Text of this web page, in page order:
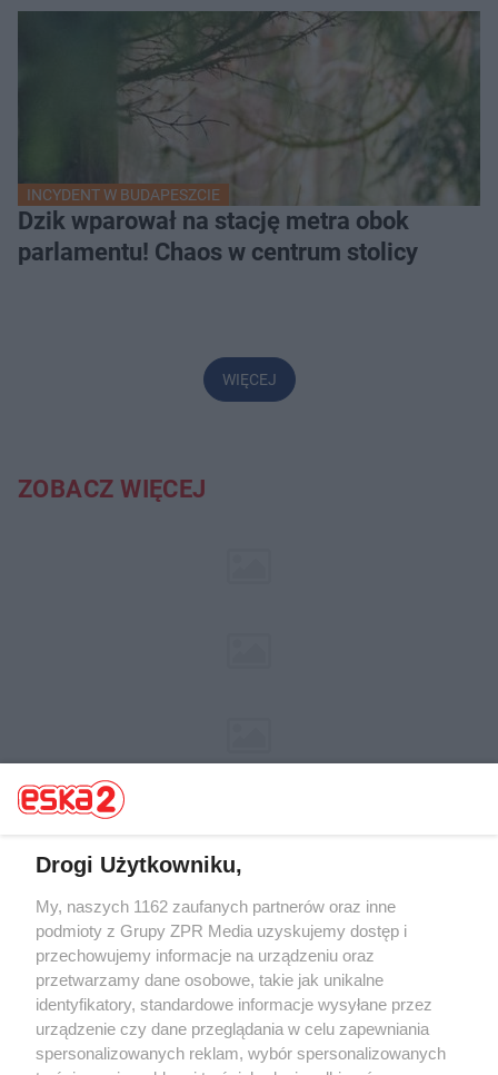
INCYDENT W BUDAPESZCIE
Dzik wparował na stację metra obok
parlamentu! Chaos w centrum stolicy
WIĘCEJ
ZOBACZ WIĘCEJ
Żaden utwór zamieszczony w serwisie nie może być powielany i
rozpowszechniany lub dalej rozpowszechniany w jakikolwiek sposób (w
tym także elektroniczny lub mechaniczny) na jakimkolwiek polu
eksploatacji w jakiejkolwiek formie, włącznie z umieszczaniem w
Internecie bez pisemnej zgody właściciela praw. Jakiekolwiek użycie lub
wykorzystanie utworów w całości lub w części z naruszeniem prawa,
tzn. bez właściwej zgody, jest zabronione pod groźbą kary i może być
ścigane prawnie.
Drogi Użytkowniku,
My, naszych 1162 zaufanych partnerów oraz inne
podmioty z Grupy ZPR Media uzyskujemy dostęp i
przechowujemy informacje na urządzeniu oraz
przetwarzamy dane osobowe, takie jak unikalne
identyfikatory, standardowe informacje wysyłane przez
urządzenie czy dane przeglądania w celu zapewniania
spersonalizowanych reklam, wybór spersonalizowanych